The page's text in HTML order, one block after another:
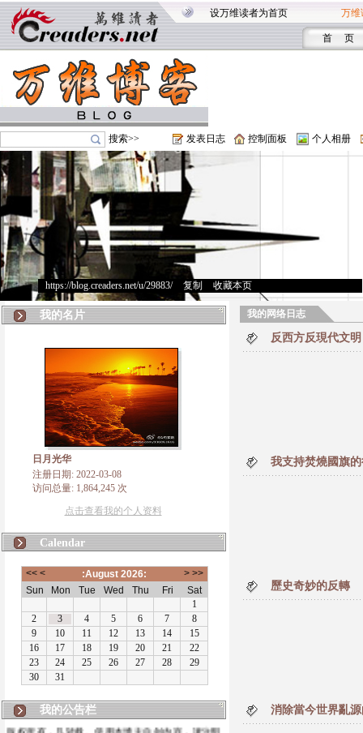
设万维读者为首页 万维
首 页
搜索>> 发表日志 控制面板 个人相册
https://blog.creaders.net/u/29883/> 复制 收藏本页
我的名片
日月光华
注册日期: 2022-03-08
访问总量: 1,864,245 次
点击查看我的个人资料
Calendar
我的公告栏
版权所有，凡转载、使用本博主自创内容，请注明
我的网络日志
反西方反現代文
我支持焚燒國旗
歷史奇妙的反轉
消除當今世界亂